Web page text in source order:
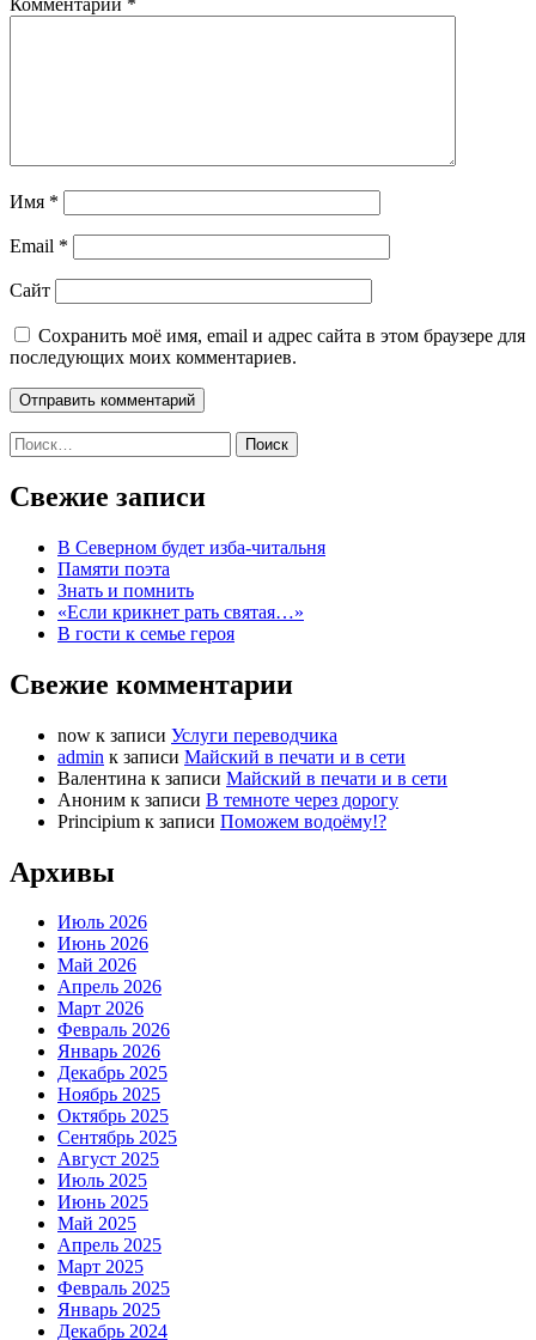
Комментарий *
Имя *
Email *
Сайт
Сохранить моё имя, email и адрес сайта в этом браузере для
последующих моих комментариев.
Найти:
Свежие записи
В Северном будет изба-читальня
Памяти поэта
Знать и помнить
«Если крикнет рать святая…»
В гости к семье героя
Свежие комментарии
now к записи Услуги переводчика
admin к записи Майский в печати и в сети
Валентина к записи Майский в печати и в сети
Аноним к записи В темноте через дорогу
Principium к записи Поможем водоёму!?
Архивы
Июль 2026
Июнь 2026
Май 2026
Апрель 2026
Март 2026
Февраль 2026
Январь 2026
Декабрь 2025
Ноябрь 2025
Октябрь 2025
Сентябрь 2025
Август 2025
Июль 2025
Июнь 2025
Май 2025
Апрель 2025
Март 2025
Февраль 2025
Январь 2025
Декабрь 2024